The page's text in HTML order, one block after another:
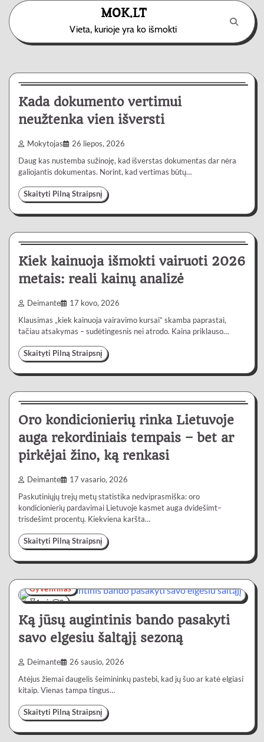
Skip
content
MOK.LT
Vieta, kurioje yra ko išmokti
3 min 0
Paslaugos
Kada dokumento vertimui
neužtenka vien išversti
Mokytojas 26 liepos, 2026
Daug kas nustemba sužinoję, kad išverstas dokumentas dar nėra
galiojantis dokumentas. Norint, kad vertimas būtų…
Skaityti Pilną Straipsnį
4 min
Kiek kainuoja išmokti vairuoti 2026
metais: reali kainų analizė
Deimante 17 kovo, 2026
Klausimas „kiek kainuoja vairavimo kursai” skamba paprastai,
tačiau atsakymas – sudėtingesnis nei atrodo. Kaina priklauso…
Skaityti Pilną Straipsnį
4 min
Oro kondicionierių rinka Lietuvoje
auga rekordiniais tempais – bet ar
pirkėjai žino, ką renkasi
Deimante 17 vasario, 2026
Paskutiniųjų trejų metų statistika nedviprasmiška: oro
kondicionierių pardavimai Lietuvoje kasmet auga dvidešimt–
trisdešimt procentų. Kiekviena karšta…
Skaityti Pilną Straipsnį
4 min 0
Gyvenimas
Ką jūsų augintinis bando pasakyti
savo elgesiu šaltąjį sezoną
Deimante 26 sausio, 2026
Atėjus žiemai daugelis šeimininkų pastebi, kad jų šuo ar katė elgiasi
kitaip. Vienas tampa tingus…
Skaityti Pilną Straipsnį